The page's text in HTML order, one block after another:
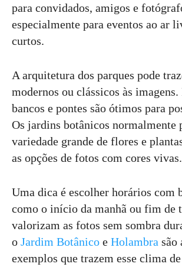
para convidados, amigos e
especialmente para eventos ao ar
curtos.
A arquitetura dos parques pode
modernos ou clássicos às imagens.
bancos e pontes são ótimos para
Os jardins botânicos normalmente
variedade grande de flores e
as opções de fotos com cores vivas.
Uma dica é escolher horários com
como o início da manhã ou fim de
valorizam as fotos sem sombra
o Jardim Botânico e Holambra são
exemplos que trazem esse clima